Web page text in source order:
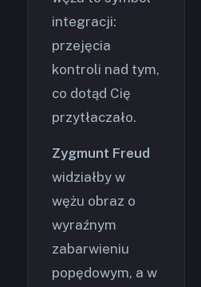
integracji:
przejęcia
kontroli nad tym,
co dotąd Cię
przytłaczało.
Zygmunt Freud
widziałby w
wężu obraz o
wyraźnym
zabarwieniu
popędowym, a w